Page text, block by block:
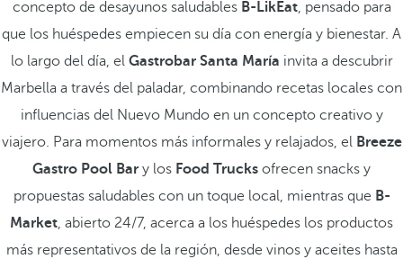
concepto de desayunos saludables B-LikEat, pensado para
que los huéspedes empiecen su día con energía y bienestar. A
lo largo del día, el Gastrobar Santa María invita a descubrir
Marbella a través del paladar, combinando recetas locales con
influencias del Nuevo Mundo en un concepto creativo y
viajero. Para momentos más informales y relajados, el Breeze
Gastro Pool Bar y los Food Trucks ofrecen snacks y
propuestas saludables con un toque local, mientras que B-
Market, abierto 24/7, acerca a los huéspedes los productos
más representativos de la región, desde vinos y aceites hasta